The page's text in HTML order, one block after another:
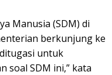
Manusia (SDM) di
berkunjung ke
untuk
soal SDM ini,” kata